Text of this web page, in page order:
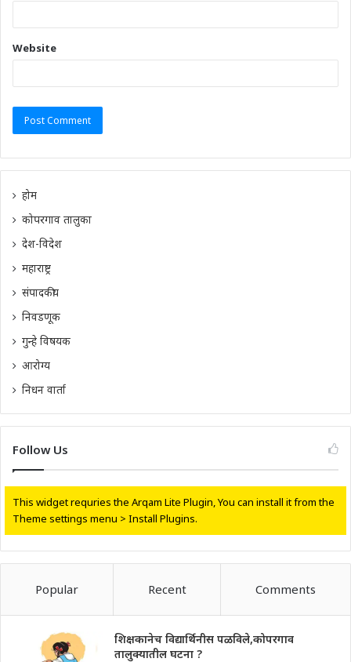
Website
होम
कोपरगाव तालुका
देश-विदेश
महाराष्ट्र
संपादकीय
निवडणूक
गुन्हे विषयक
आरोग्य
निधन वार्ता
Follow Us
This widget requries the Arqam Lite Plugin, You can install it from the
Theme settings menu > Install Plugins.
Popular Recent Comments
शिक्षकानेच विद्यार्थिनीस पळविले,कोपरगाव
तालुक्यातील घटना ?